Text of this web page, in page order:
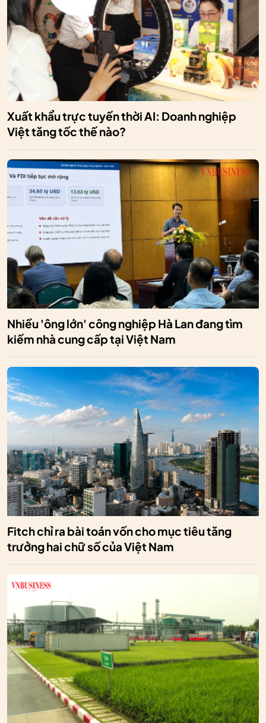
Xuất khẩu trực tuyến thời AI: Doanh nghiệp
Việt tăng tốc thế nào?
Nhiều 'ông lớn' công nghiệp Hà Lan đang tìm
kiếm nhà cung cấp tại Việt Nam
Fitch chỉ ra bài toán vốn cho mục tiêu tăng
trưởng hai chữ số của Việt Nam